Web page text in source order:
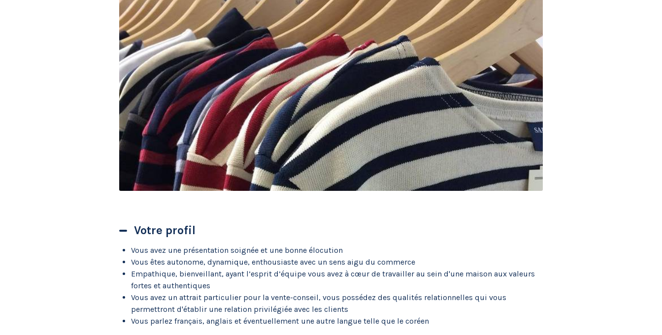
Votre profil
Vous avez une présentation soignée et une bonne élocution
Vous êtes autonome, dynamique, enthousiaste avec un sens aigu du commerce
Empathique, bienveillant, ayant l’esprit d’équipe vous avez à cœur de travailler au sein d'une maison aux valeurs
fortes et authentiques
Vous avez un attrait particulier pour la vente-conseil, vous possédez des qualités relationnelles qui vous
permettront d'établir une relation privilégiée avec les clients
Vous parlez français, anglais et éventuellement une autre langue telle que le coréen